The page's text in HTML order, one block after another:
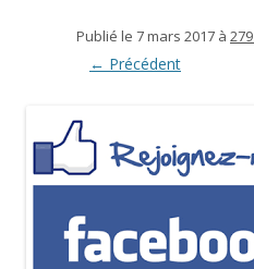
Publié le 7 mars 2017 à
← Précédent